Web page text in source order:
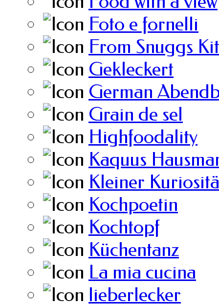
Foto e fornelli
From Snuggs
Gekleckert
German
Grain de sel
Highfoodality
Kaquus
Kleiner
Kochpoetin
Kochtopf
Küchentanz
La mia cucina
lieberlecker